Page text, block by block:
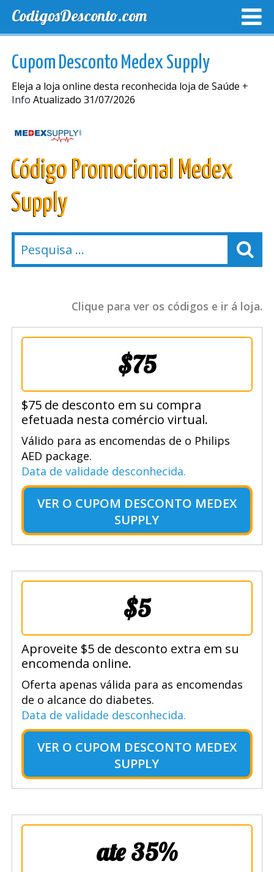
CodigosDesconto.com
Cupom Desconto Medex Supply
Eleja a loja online desta reconhecida loja de Saúde +
Info Atualizado 31/07/2026
Código Promocional Medex
Supply
Clique para ver os códigos e ir á loja.
$75
$75 de desconto em su compra
efetuada nesta comércio virtual.
Válido para as encomendas de o Philips
AED package.
Data de validade desconhecida.
VER O CUPOM DESCONTO MEDEX
SUPPLY
$5
Aproveite $5 de desconto extra em su
encomenda online.
Oferta apenas válida para as encomendas
de o alcance do diabetes.
Data de validade desconhecida.
VER O CUPOM DESCONTO MEDEX
SUPPLY
ate 35%